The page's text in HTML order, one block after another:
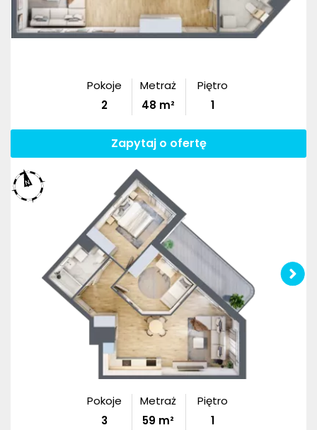
Pokoje
2
Metraż
48 m²
Piętro
1
Zapytaj o ofertę
Pokoje
3
Metraż
59 m²
Piętro
1